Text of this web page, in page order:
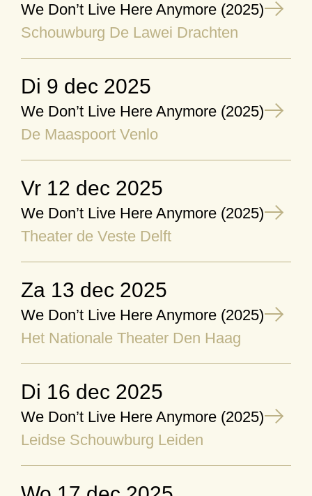
We Don’t Live Here Anymore (2025)
Schouwburg De Lawei Drachten
di 9 dec 2025
We Don’t Live Here Anymore (2025)
De Maaspoort Venlo
vr 12 dec 2025
We Don’t Live Here Anymore (2025)
Theater de Veste Delft
za 13 dec 2025
We Don’t Live Here Anymore (2025)
Het Nationale Theater Den Haag
di 16 dec 2025
We Don’t Live Here Anymore (2025)
Leidse Schouwburg Leiden